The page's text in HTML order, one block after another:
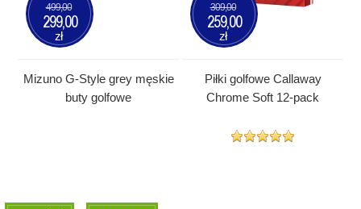
Mizuno G-Style grey męskie
buty golfowe
499,00
299,00
zł
Piłki golfowe Callaway
Chrome Soft 12-pack
309,00
259,00
zł